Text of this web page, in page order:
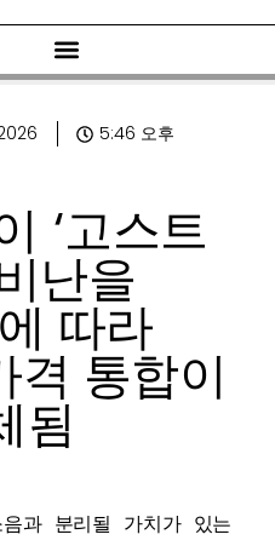
5:46 오후
‘고스트
난을
따라
격 통합이
됨
과 분리될 가치가 있는